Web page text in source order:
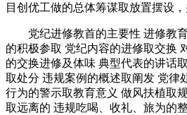
目创优工做的总体筹谋取放置摆设，
党纪进修教首的主要性 进修教育
的积极参取 党纪内容的进修取交换
的交换进修及体味 典型代表的讲话
取处分 违规案例的概述取阐发 党律
行为的警示取教育意义 做风扶植取
取远离的 违规吃喝、收礼、旅为的